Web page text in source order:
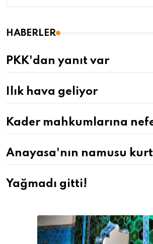
HABERLER
PKK'dan yanıt var
Ilık hava geliyor
Kader mahkumlarına
Anayasa'nın namusu
Yağmadı gitti!